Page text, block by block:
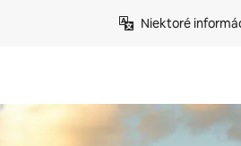
Niektoré